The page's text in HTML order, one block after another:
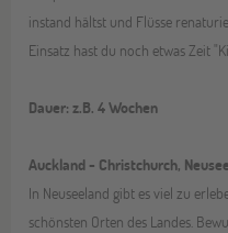
instand hältst und Flüsse
Einsatz hast du noch etwas Zeit
Dauer: z.B. 4 Wochen
Auckland - Christchurch,
In Neuseeland gibt es viel zu
schönsten Orten des Landes.